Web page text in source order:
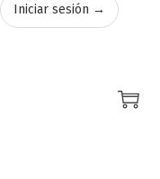
Iniciar sesión →